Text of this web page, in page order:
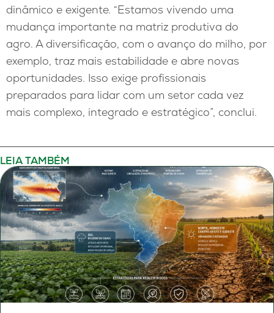
dinâmico e exigente. “Estamos vivendo uma
mudança importante na matriz produtiva do
agro. A diversificação, com o avanço do milho, por
exemplo, traz mais estabilidade e abre novas
oportunidades. Isso exige profissionais
preparados para lidar com um setor cada vez
mais complexo, integrado e estratégico”, conclui.
LEIA TAMBÉM